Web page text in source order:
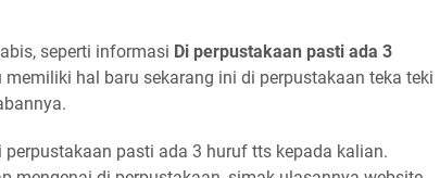
seperti informasi Di perpustakaan pasti ada 3
hal baru sekarang ini di perpustakaan teka teki
pasti ada 3 huruf tts kepada kalian.